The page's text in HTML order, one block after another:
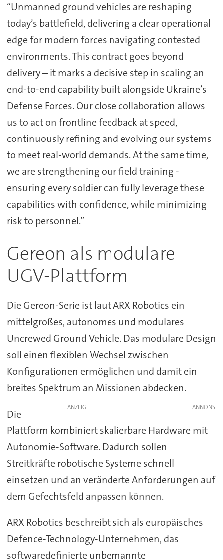
“Unmanned ground vehicles are reshaping
today’s battlefield, delivering a clear operational
edge for modern forces navigating contested
environments. This contract goes beyond
delivery – it marks a decisive step in scaling an
end-to-end capability built alongside Ukraine’s
Defense Forces. Our close collaboration allows
us to act on frontline feedback at speed,
continuously refining and evolving our systems
to meet real-world demands. At the same time,
we are strengthening our field training -
ensuring every soldier can fully leverage these
capabilities with confidence, while minimizing
risk to personnel.”
Gereon als modulare
UGV-Plattform
Die Gereon-Serie ist laut ARX Robotics ein
mittelgroßes, autonomes und modulares
Uncrewed Ground Vehicle. Das modulare Design
soll einen flexiblen Wechsel zwischen
Konfigurationen ermöglichen und damit ein
breites Spektrum an Missionen abdecken.
ANZEIGE
Die
Plattform kombiniert skalierbare Hardware mit
Autonomie-Software. Dadurch sollen
Streitkräfte robotische Systeme schnell
einsetzen und an veränderte Anforderungen auf
dem Gefechtsfeld anpassen können.
ARX Robotics beschreibt sich als europäisches
Defence-Technology-Unternehmen, das
softwaredefinierte unbemannte